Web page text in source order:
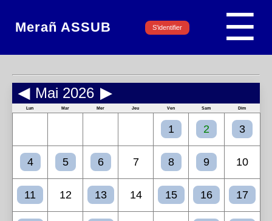
Merañ ASSUB S'identifier ☰
◀ Mai 2026 ▶
Lun Mar Mer Jeu Ven Sam Dim
1 2 3
4 5 6 7 8 9 10
11 12 13 14 15 16 17